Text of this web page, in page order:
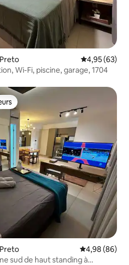
Évaluation
4,95 (63)
Wi-Fi, piscine, garage, 1704
les plus appréciés
Évaluation
4,98 (86)
sud de haut standing à